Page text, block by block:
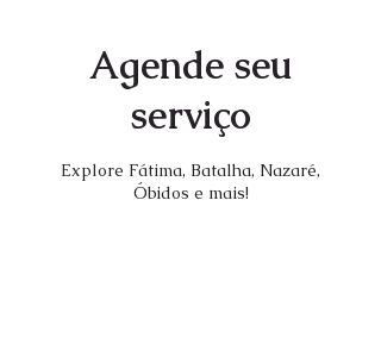
Agende seu
serviço
Explore Fátima, Batalha, Nazaré,
Óbidos e mais!